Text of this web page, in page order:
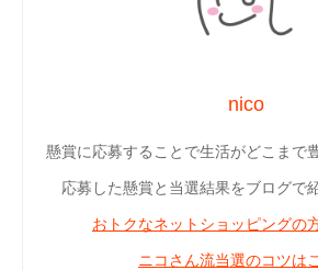
nico
懸賞に応募することで生活がどこまで
応募した懸賞と当選結果をブログで
おトクなネットショッピングの
ニコさん流当選のコツは